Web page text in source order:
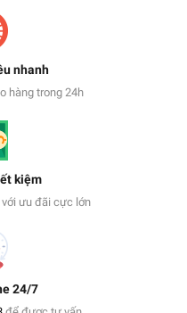
nhanh
hàng trong 24h
kiệm
ưu đãi cực lớn
24/7